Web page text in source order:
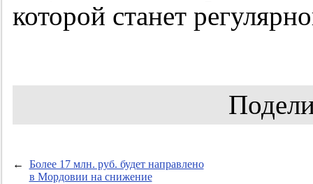
которой станет
←
Более 17 млн. руб. будет направлено
в Мордовии на снижение